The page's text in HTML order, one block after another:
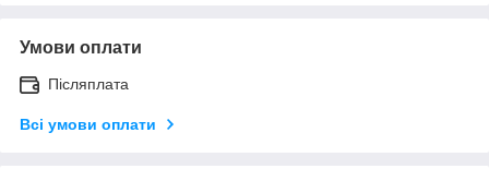
Умови оплати
Післяплата
Всі умови оплати